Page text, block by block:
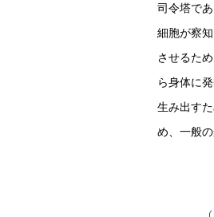
司令塔で
細胞が察
させるた
ら身体に
生み出す
め、一般